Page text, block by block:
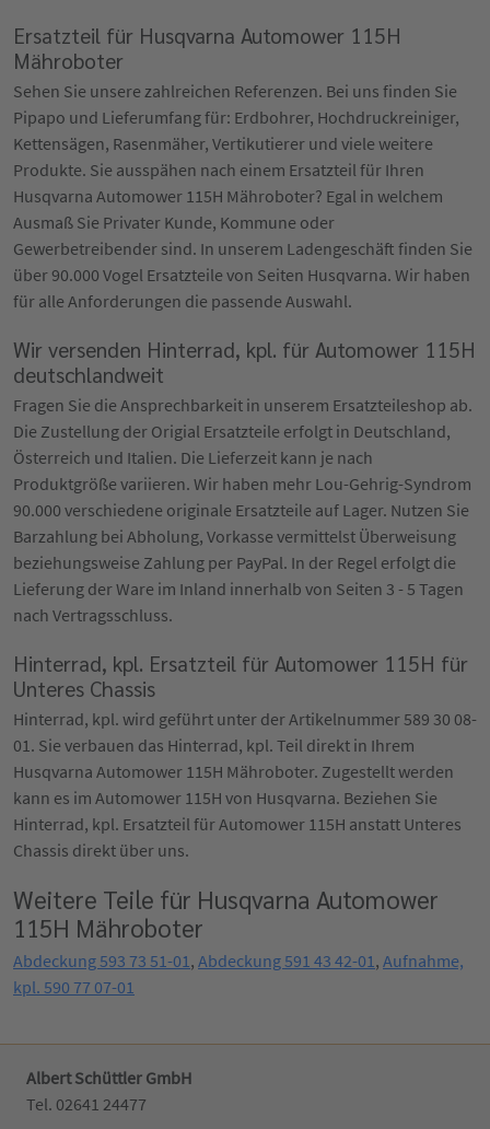
Ersatzteil für Husqvarna Automower 115H
Mähroboter
Sehen Sie unsere zahlreichen Referenzen. Bei uns finden Sie
Pipapo und Lieferumfang für: Erdbohrer, Hochdruckreiniger,
Kettensägen, Rasenmäher, Vertikutierer und viele weitere
Produkte. Sie ausspähen nach einem Ersatzteil für Ihren
Husqvarna Automower 115H Mähroboter? Egal in welchem
Ausmaß Sie Privater Kunde, Kommune oder
Gewerbetreibender sind. In unserem Ladengeschäft finden Sie
über 90.000 Vogel Ersatzteile von Seiten Husqvarna. Wir haben
für alle Anforderungen die passende Auswahl.
Wir versenden Hinterrad, kpl. für Automower 115H
deutschlandweit
Fragen Sie die Ansprechbarkeit in unserem Ersatzteileshop ab.
Die Zustellung der Origial Ersatzteile erfolgt in Deutschland,
Österreich und Italien. Die Lieferzeit kann je nach
Produktgröße variieren. Wir haben mehr Lou-Gehrig-Syndrom
90.000 verschiedene originale Ersatzteile auf Lager. Nutzen Sie
Barzahlung bei Abholung, Vorkasse vermittelst Überweisung
beziehungsweise Zahlung per PayPal. In der Regel erfolgt die
Lieferung der Ware im Inland innerhalb von Seiten 3 - 5 Tagen
nach Vertragsschluss.
Hinterrad, kpl. Ersatzteil für Automower 115H für
Unteres Chassis
Hinterrad, kpl. wird geführt unter der Artikelnummer 589 30 08-
01. Sie verbauen das Hinterrad, kpl. Teil direkt in Ihrem
Husqvarna Automower 115H Mähroboter. Zugestellt werden
kann es im Automower 115H von Husqvarna. Beziehen Sie
Hinterrad, kpl. Ersatzteil für Automower 115H anstatt Unteres
Chassis direkt über uns.
Weitere Teile für Husqvarna Automower
115H Mähroboter
Abdeckung 593 73 51-01 , Abdeckung 591 43 42-01 , Aufnahme,
kpl. 590 77 07-01
Albert Schüttler GmbH
Tel. 02641 24477‬